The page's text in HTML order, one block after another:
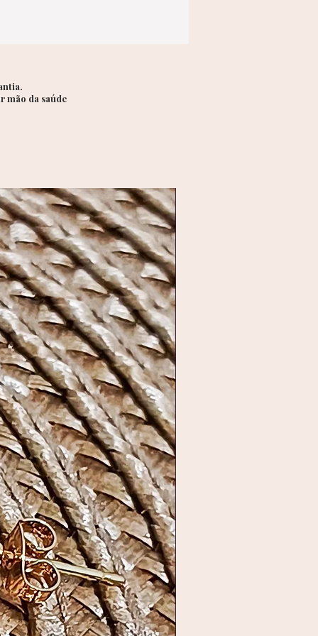
Boho Contemporâneo:
com peças fluidas, tecidos
para quem ama aquele
curinga, que vai do look
ao mais elaborado, sempre
aquele toque de
no Look:
ciclos, equilíbrio e
ela também é uma escolha
para presentear alguém
— simboliza laços que não
mão da saúde